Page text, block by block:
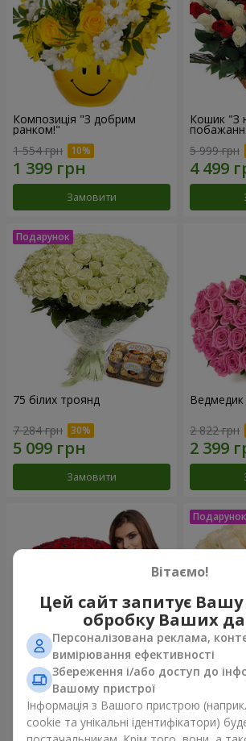
Композиція "З добрим
ранком!"
1 554 грн
Замовити
Кошик "З
5 999 грн
75 білих троянд
7 284 грн
Замовити
2 822 грн
151 червона троянда
14 289 грн
Букет
4 074 грн
Вітаємо!
Цей сайт запитує Вашу
обробку Ваших
Персоналізована реклама,
вимірювання ефективності
Збереження і/або доступ до
Вашому пристрої
Інформація з Вашого пристрою
cookie та унікальні ідентифікатори)